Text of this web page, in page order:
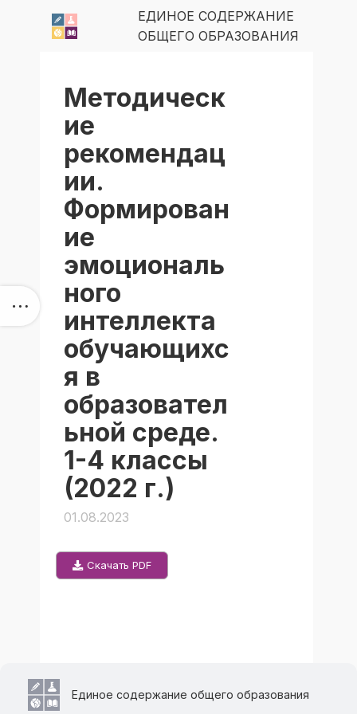
ЕДИНОЕ СОДЕРЖАНИЕ
ОБЩЕГО ОБРАЗОВАНИЯ
Методическ
ие
рекомендац
ии.
Формирован
ие
эмоциональ
ного
интеллекта
обучающихс
я в
образовател
ьной среде.
1-4 классы
(2022 г.)
01.08.2023
Скачать PDF
Единое содержание общего образования